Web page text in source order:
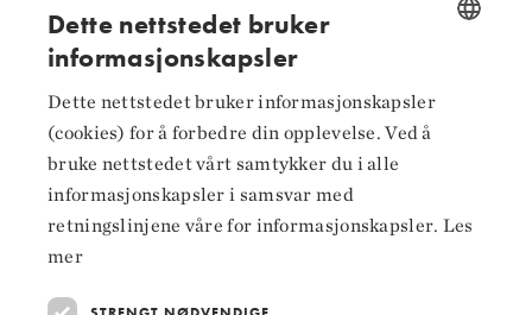
Følg oss på
Facebook
Instagram
LinkedIn
Hoved­samarbeidspartnere
ENGLISH
Dette nettstedet bruker
informasjonskapsler
Dette nettstedet bruker informasjonskapsler
(cookies) for å forbedre din opplevelse. Ved å
bruke nettstedet vårt samtykker du i alle
informasjonskapsler i samsvar med
retningslinjene våre for informasjonskapsler. Les
mer